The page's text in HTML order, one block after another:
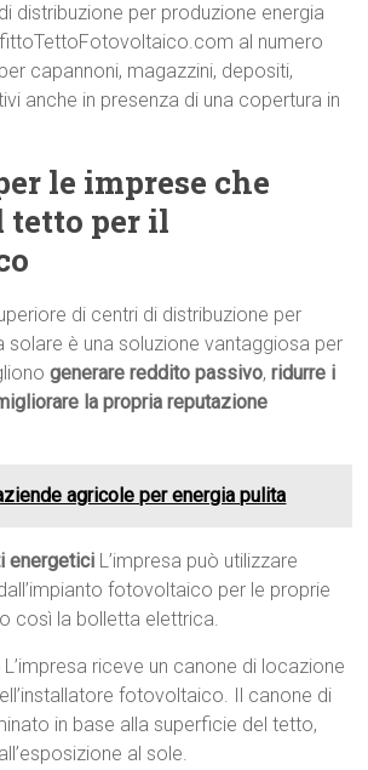
distribuzione per produzione energia
al numero
per capannoni, magazzini, depositi,
anche in presenza di una copertura in
le imprese che
per il
di centri di distribuzione per
solare è una soluzione vantaggiosa per
generare reddito passivo,ridurre i
la propria reputazione
agricole per energia pulita
energetici L’impresa può utilizzare
fotovoltaico per le proprie
così la bolletta elettrica.
L’impresa riceve un canone di locazione
fotovoltaico. Il canone di
in base alla superficie del tetto,
al sole.